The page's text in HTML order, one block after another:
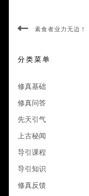
素食者业力无边！
分类菜单
修真基础
修真问答
先天引气
上古秘闻
导引课程
导引知识
修真反馈